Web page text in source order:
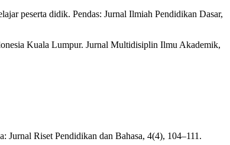
peserta didik. Pendas: Jurnal Ilmiah Pendidikan Dasar,
Kuala Lumpur. Jurnal Multidisiplin Ilmu Akademik,
Jurnal Riset Pendidikan dan Bahasa, 4(4), 104–111.